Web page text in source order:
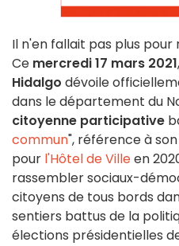
Il n'en fallait pas plus
Ce mercredi 17 mars 2021
Hidalgo dévoile
dans le département du
citoyenne participative
commun", référence à
pour l'Hôtel de Villeen
rassembler sociaux-
citoyens de tous bords
sentiers battus de la
élections présidentielles